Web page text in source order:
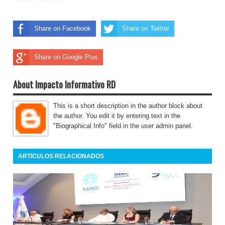
Share on Facebook Share on Twitter
Share on Google Plus
About Impacto Informativo RD
This is a short description in the author block about
the author. You edit it by entering text in the
"Biographical Info" field in the user admin panel.
ARTICULOS RELACIONADOS